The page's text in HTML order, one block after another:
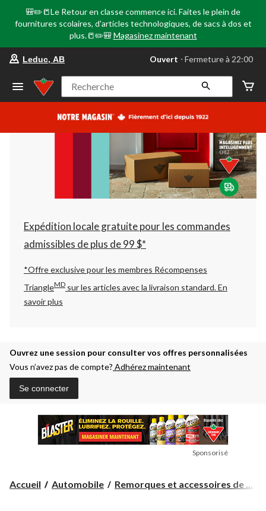
🎒✏️📒Le Retour en classe commence ici. Faites le plein de
fournitures scolaires, d'articles technologiques, de sacs à dos et
plus.📒✏️🎒 Magasinez maintenant
votre
préféré
Leduc,
AB,
courament
Fermeture
à
22:00
cliquer
pour
changer
Leduc, AB Ouvert ⋅ Fermeture à 22:00
Recherche
Expédition locale gratuite pour les commandes
admissibles de plus de 99 $*
*Offre exclusive pour les membres Récompenses
TriangleMD sur les articles avec la livraison standard.En
savoir plus
Ouvrez une session pour consulter vos offres personnalisées
Vous n’avez pas de compte? Adhérez maintenant
Se connecter
Sponsorisé
Accueil Automobile Remorques et accessoires de ...